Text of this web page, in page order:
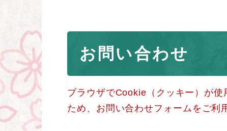
お問い合わせ
ブラウザでCookie（クッキー）が
ため、お問い合わせフォームをご利